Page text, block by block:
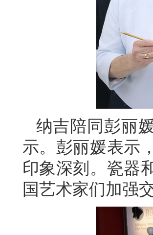
纳吉陪同彭丽
示。彭丽媛表示
印象深刻。瓷器
国艺术家们加强